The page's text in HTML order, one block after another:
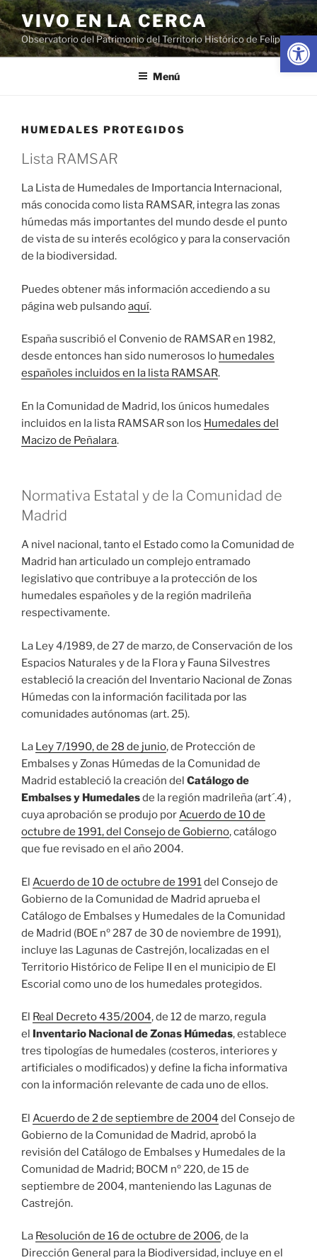
Abrir
Saltar
al
contenido
VIVO EN LA CERCA
Observatorio del Patrimonio del Territorio Histórico de Felipe II
Menú
HUMEDALES PROTEGIDOS
Lista RAMSAR
La Lista de Humedales de Importancia Internacional,
más conocida como lista RAMSAR, integra las zonas
húmedas más importantes del mundo desde el punto
de vista de su interés ecológico y para la conservación
de la biodiversidad.
Puedes obtener más información accediendo a su
página web pulsandoaquí.
España suscribió el Convenio de RAMSAR en 1982,
desde entonces han sido numerosos lo humedales
españoles incluidos en la lista RAMSAR.
En la Comunidad de Madrid, los únicos humedales
incluidos en la lista RAMSAR son los Humedales del
Macizo de Peñalara.
Normativa Estatal y de la Comunidad de
Madrid
A nivel nacional, tanto el Estado como la Comunidad de
Madrid han articulado un complejo entramado
legislativo que contribuye a la protección de los
humedales españoles y de la región madrileña
respectivamente.
La Ley 4/1989, de 27 de marzo, de Conservación de los
Espacios Naturales y de la Flora y Fauna Silvestres
estableció la creación del Inventario Nacional de Zonas
Húmedas con la información facilitada por las
comunidades autónomas (art. 25).
La Ley 7/1990, de 28 de junio, de Protección de
Embalses y Zonas Húmedas de la Comunidad de
Madrid estableció la creación del Catálogo de
Embalses y Humedalesde la región madrileña (art´.4) ,
cuya aprobación se produjo porAcuerdo de 10 de
octubre de 1991, del Consejo de Gobierno, catálogo
que fue revisado en el año 2004.
El Acuerdo de 10 de octubre de 1991 del Consejo de
Gobierno de la Comunidad de Madrid aprueba el
Catálogo de Embalses y Humedales de la Comunidad
de Madrid (BOE nº 287 de 30 de noviembre de 1991),
incluye las Lagunas de Castrejón, localizadas en el
Territorio Histórico de Felipe II en el municipio de El
Escorial como uno de los humedales protegidos.
El Real Decreto 435/2004, de 12 de marzo, regula
el Inventario Nacional de Zonas Húmedas, establece
tres tipologías de humedales (costeros, interiores y
artificiales o modificados) y define la ficha informativa
con la información relevante de cada uno de ellos.
El Acuerdo de 2 de septiembre de 2004 del Consejo de
Gobierno de la Comunidad de Madrid, aprobó la
revisión del Catálogo de Embalses y Humedales de la
Comunidad de Madrid; BOCM nº 220, de 15 de
septiembre de 2004, manteniendo las Lagunas de
Castrejón.
La Resolución de 16 de octubre de 2006, de la
Dirección General para la Biodiversidad, incluye en el